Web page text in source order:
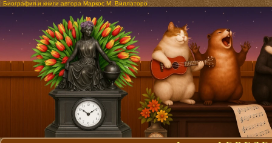
Биография и книги автора Маркос М. Виллаторо